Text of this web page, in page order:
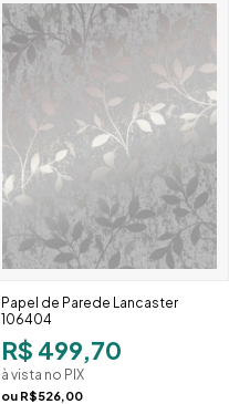
Papel de Parede Lancaster
106404
R$ 499,70
à vista no PIX
ou R$526,00